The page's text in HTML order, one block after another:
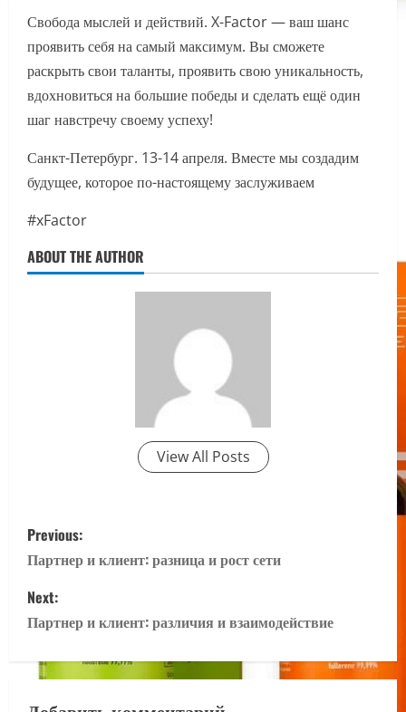
Свобода мыслей и действий. X-Factor — ваш шанс
проявить себя на самый максимум. Вы сможете
раскрыть свои таланты, проявить свою уникальность,
вдохновиться на большие победы и сделать ещё один
шаг навстречу своему успеху!
Санкт-Петербург. 13-14 апреля. Вместе мы создадим
будущее, которое по-настоящему заслуживаем
#xFactor
ABOUT THE AUTHOR
View All Posts
P
o
s
t
n
Previous:
Партнер и клиент: разница и рост сети
Next:
Партнер и клиент: различия и взаимодействие